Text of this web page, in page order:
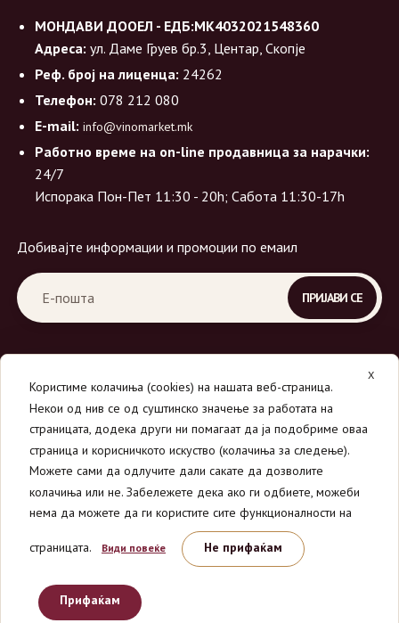
МОНДАВИ ДООЕЛ - ЕДБ:МК4032021548360
Адреса: ул. Даме Груев бр.3, Центар, Скопје
Реф. број на лиценца: 24262
Телефон: 078 212 080
E-mail: info@vinomarket.mk
Работно време на on-line продавница за нарачки:
24/7
Испорака Пон-Пет 11:30 - 20h; Сабота 11:30-17h
Добивајте информации и промоции по емаил
© 2026Вино Маркет - МОНДАВИ ДООЕЛ.
Сите права се задржани.
X
Користиме колачиња (cookies) на нашата веб-страница.
Некои од нив се од суштинско значење за работата на
страницата, додека други ни помагаат да ја подобриме оваа
страница и корисничкото искуство (колачиња за следење).
Можете сами да одлучите дали сакате да дозволите
колачиња или не. Забележете дека ако ги одбиете, можеби
нема да можете да ги користите сите функционалности на
страницата. Види повеќе Не прифаќам
Прифаќам